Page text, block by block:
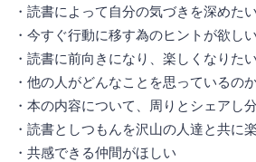
・読書によって自分の気づきを深めたい
・今すぐ行動に移す為のヒントが欲しい
・読書に前向きになり、楽しくなりたい
・他の人がどんなことを思っているの
・本の内容について、周りとシェアし
・読書としつもんを沢山の人達と共に
・共感できる仲間がほしい